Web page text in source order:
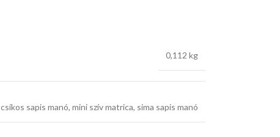
0,112 kg
csíkos sapis manó, mini szív matrica, sima sapis manó